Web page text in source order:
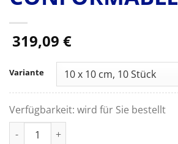
319,09 €
Variante
Verfügbarkeit: wird für Sie bestellt